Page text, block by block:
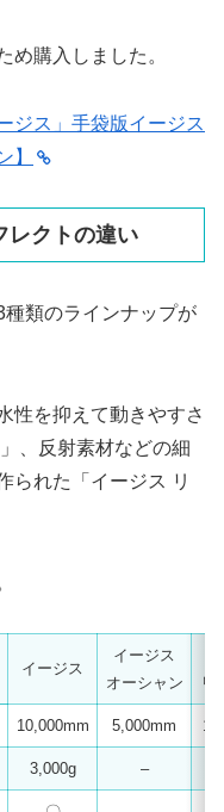
購入しました。
ジス」手袋版イージス
】
レクトの違い
類のラインナップが
性を抑えて動きやすさ
、反射素材などの細
られた「イージス リ
イージス
イージス
オーシャン
リ
10,000mm 5,000mm
3,000g –